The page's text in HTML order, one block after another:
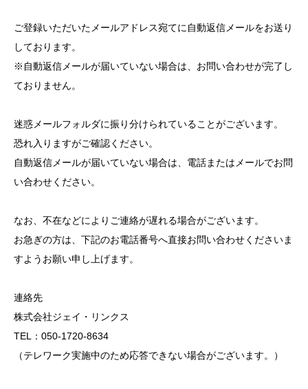
ご登録いただいたメールアドレス宛てに自動返信メールをお送り
しております。
※自動返信メールが届いていない場合は、お問い合わせが完了し
ておりません。
迷惑メールフォルダに振り分けられていることがございます。
恐れ入りますがご確認ください。
自動返信メールが届いていない場合は、電話またはメールでお問
い合わせください。
なお、不在などによりご連絡が遅れる場合がございます。
お急ぎの方は、下記のお電話番号へ直接お問い合わせくださいま
すようお願い申し上げます。
連絡先
株式会社ジェイ・リンクス
TEL：050-1720-8634
（テレワーク実施中のため応答できない場合がございます。）